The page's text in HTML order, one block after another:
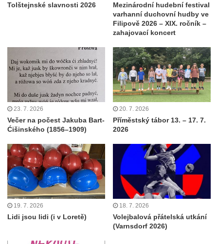
Tolštejnské slavnosti 2026
Mezinárodní hudební festival
varhanní duchovní hudby ve
Filipově 2026 – XIX. ročník –
zahajovací koncert
23. 7. 2026
Večer na počest Jakuba Bart-
Ćišinského (1856–1909)
20. 7. 2026
Příměstský tábor 13. – 17. 7.
2026
19. 7. 2026
Lidi jsou lidi (i v Loretě)
18. 7. 2026
Volejbalová přátelská utkání
(Varnsdorf 2026)